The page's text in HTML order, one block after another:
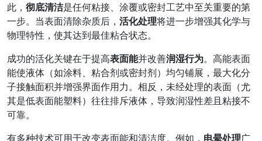
此， 彻底清洁是任何粘接、涂覆或密封工艺中至关重要的第
一步。当表面清除杂质后， 活化处理将进一步增强其化学与
物理特性，使其达到最佳粘合状态。
成功的活化关键在于提高表面能并改善润湿行为。高能表面
能使液体（如涂料、粘合剂或密封剂）均匀铺展，最大化分
子接触面积并增强界面作用力。相反，未经处理的表面（尤
其是低表面能塑料）往往排斥液体，导致润湿性差且粘接不
可靠。
有多种技术可用于改变表面能和清洁度。例如， 电晕处理广